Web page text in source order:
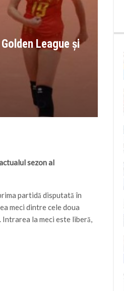
League și
sezon al
partidă disputată în
meci dintre cele doua
la meci este liberă,